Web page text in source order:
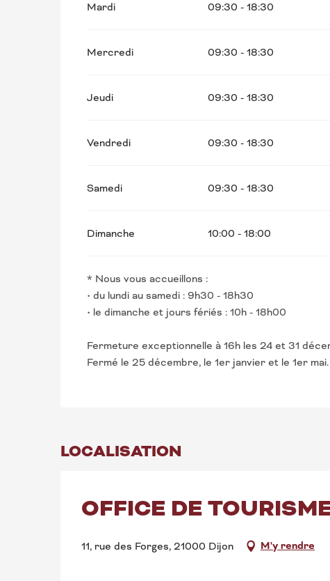
Mardi 09:30 - 18:30
Mercredi 09:30 - 18:30
Jeudi 09:30 - 18:30
Vendredi 09:30 - 18:30
Samedi 09:30 - 18:30
Dimanche 10:00 - 18:00
* Nous vous accueillons :
• du lundi au samedi : 9h30 - 18h30
• le dimanche et jours fériés : 10h - 18h00
Fermeture exceptionnelle à 16h les 24 et 31
Fermé le 25 décembre, le 1er janvier et le 1er mai.
LOCALISATION
OFFICE DE
11, rue des Forges, 21000 Dijon M'y rendre